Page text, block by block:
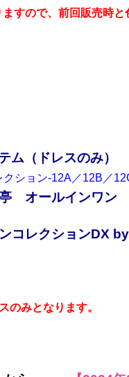
すので、前回販売時と
ム（ドレスのみ）
ション-12A／12B／
オールインワン
コレクションDX
のみとなります。